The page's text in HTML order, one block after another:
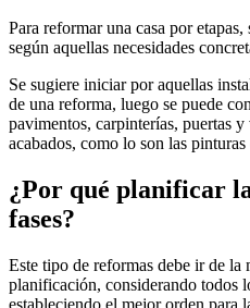
Para reformar una casa por
según aquellas necesidades
Se sugiere iniciar por aquellas
de una reforma, luego se puede
pavimentos, carpinterías, puertas
acabados, como lo son las
¿Por qué planificar
fases?
Este tipo de reformas debe ir de la
planificación, considerando todos
estableciendo el mejor orden para